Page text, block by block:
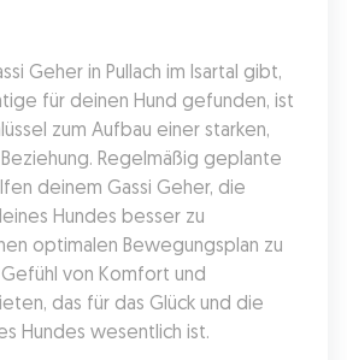
Geher in Pullach im Isartal gibt,
für deinen Hund gefunden, ist
zum Aufbau einer starken,
Regelmäßig geplante
deinem Gassi Geher, die
Hundes besser zu
optimalen Bewegungsplan zu
von Komfort und
das für das Glück und die
Hundes wesentlich ist.